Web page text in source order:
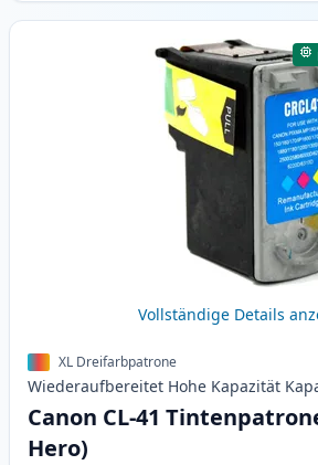
Vollständige Details
XL Dreifarbpatrone
Wiederaufbereitet Hohe Kapazität
Canon CL-41
Hero)